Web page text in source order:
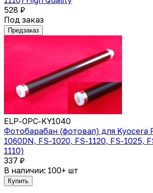
528 ₽
Под заказ
Предзаказ
ELP-OPC-KY1040
Фотобарабан (фотовал) для Kyocera
1060DN, FS-1020, FS-1120, FS-1025,
1110)
337 ₽
В наличии: 100+ шт
Купить